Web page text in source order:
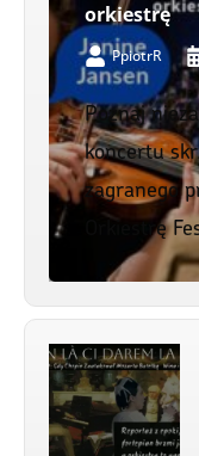
orkiestrę
PpiotrR
Poznaj
koncertu
zagranego
Orkiestrę